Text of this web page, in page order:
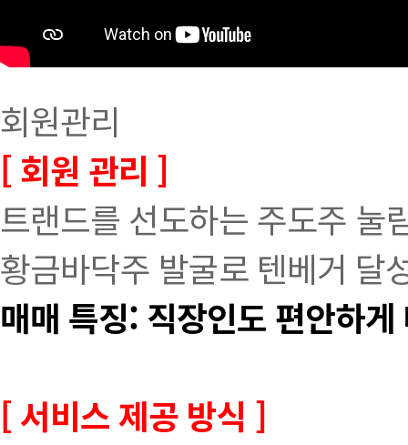
회원관리
[ 회원 관리 ]
트랜드를 선도하는 주도주 눌
황금바닥주 발굴로 텐베거 달
매매 특징: 직장인도 편안하
[ 서비스 제공 방식 ]